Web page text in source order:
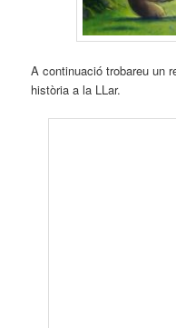
A continuació trobareu un
història a la LLar.